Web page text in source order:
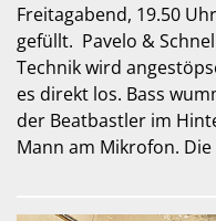
Freitagabend, 19.50
gefüllt. Pavelo &
Technik wird
es direkt los. Bass
der Beatbastler im
Mann am Mikrofon.